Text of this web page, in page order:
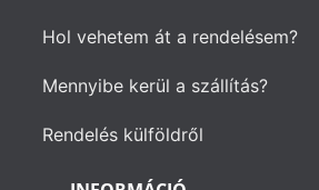
Hol vehetem át a rendelésem?
Mennyibe kerül a szállítás?
Rendelés külföldről